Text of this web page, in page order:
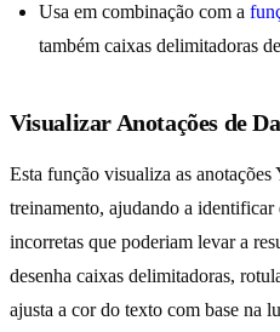
Usa em combinação com a
também caixas delimitadoras
Visualizar Anotações de
Esta função visualiza as
treinamento, ajudando a
incorretas que poderiam levar a
desenha caixas delimitadoras,
ajusta a cor do texto com base na